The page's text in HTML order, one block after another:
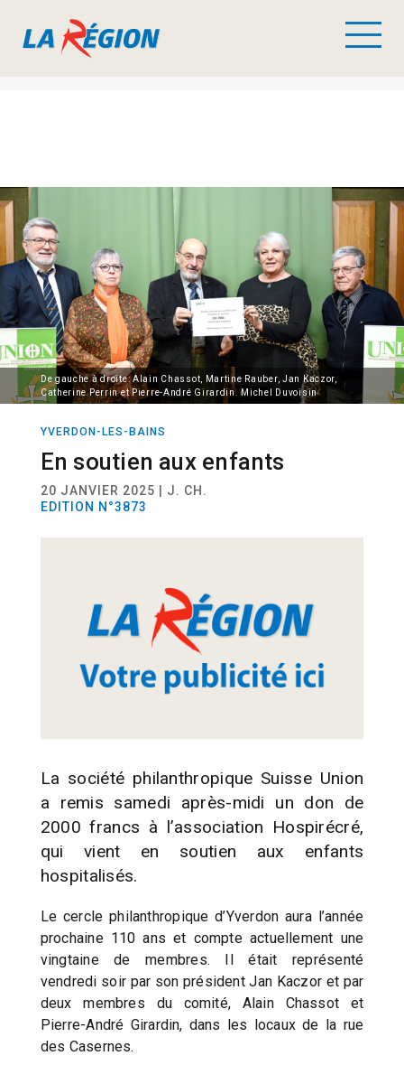
De gauche à droite: Alain Chassot, Martine Rauber, Jan Kaczor,
Catherine Perrin et Pierre-André Girardin. Michel Duvoisin
YVERDON-LES-BAINS
En soutien aux enfants
20 JANVIER 2025 | J. CH.
EDITION N°3873
La société philanthropique Suisse Union
a remis samedi après-midi un don de
2000 francs à l’association Hospirécré,
qui vient en soutien aux enfants
hospitalisés.
Le cercle philanthropique d’Yverdon aura l’année
prochaine 110 ans et compte actuellement une
vingtaine de membres. Il était représenté
vendredi soir par son président Jan Kaczor et par
deux membres du comité, Alain Chassot et
Pierre-André Girardin, dans les locaux de la rue
des Casernes.